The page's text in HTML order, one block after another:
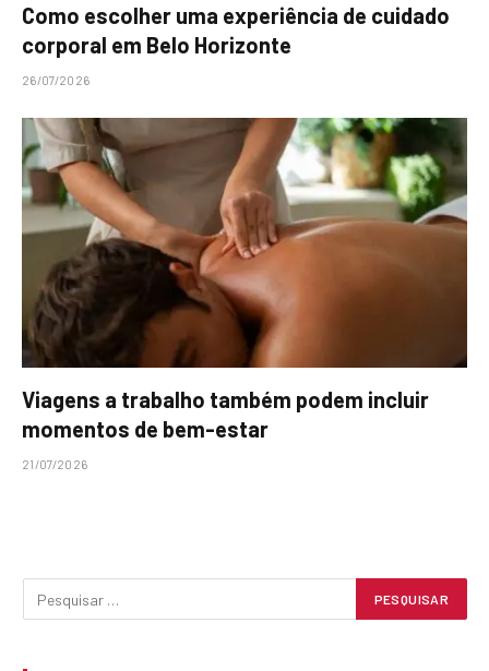
Como escolher uma experiência de cuidado
corporal em Belo Horizonte
26/07/2026
Viagens a trabalho também podem incluir
momentos de bem-estar
21/07/2026